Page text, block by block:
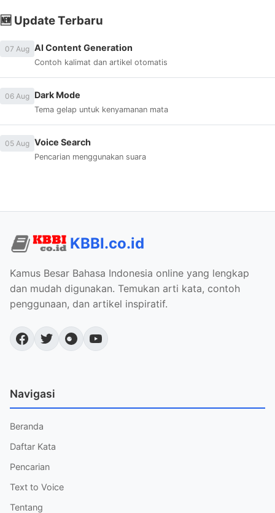
🆕 Update Terbaru
07 Aug AI Content Generation
Contoh kalimat dan artikel otomatis
06 Aug Dark Mode
Tema gelap untuk kenyamanan mata
05 Aug Voice Search
Pencarian menggunakan suara
KBBI.co.id
Kamus Besar Bahasa Indonesia online yang lengkap
dan mudah digunakan. Temukan arti kata, contoh
penggunaan, dan artikel inspiratif.
Navigasi
Beranda
Daftar Kata
Pencarian
Text to Voice
Tentang